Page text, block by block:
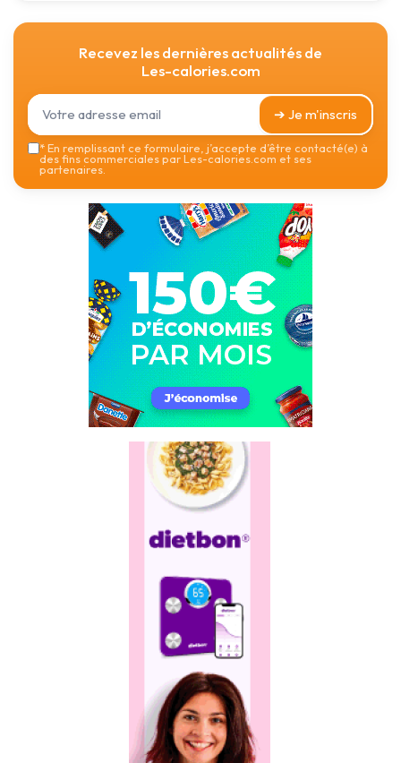
Recevez les dernières actualités de
Les-calories.com
➔ Je m'inscris
*En remplissant ce formulaire, j’accepte d’être contacté(e) à
des fins commerciales par Les-calories.com et ses
partenaires.